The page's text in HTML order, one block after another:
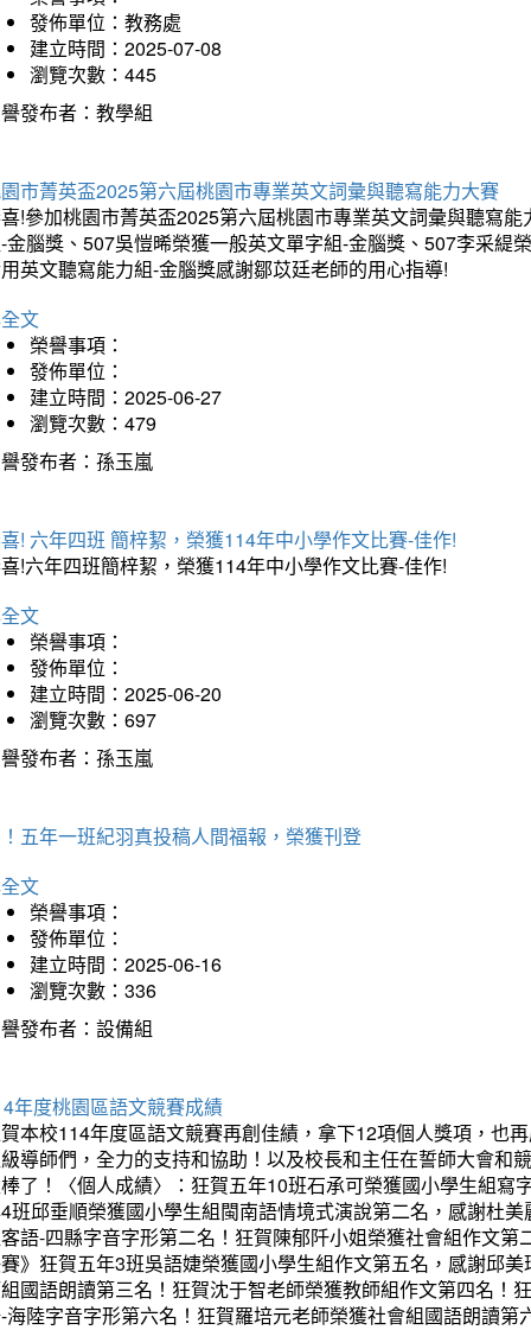
發佈單位：教務處
建立時間：2025-07-08
瀏覽次數：445
發布者：教學組
市菁英盃2025第六屆桃園市專業英文詞彙與聽寫能力大賽
!參加桃園市菁英盃2025第六屆桃園市專業英文詞彙與聽寫
金腦獎、507吳愷晞榮獲一般英文單字組-金腦獎、507李采緹
英文聽寫能力組-金腦獎感謝鄒苡廷老師的用心指導!
文
榮譽事項：
發佈單位：
建立時間：2025-06-27
瀏覽次數：479
發布者：孫玉嵐
! 六年四班 簡梓絜，榮獲114年中小學作文比賽-佳作!
!六年四班簡梓絜，榮獲114年中小學作文比賽-佳作!
文
榮譽事項：
發佈單位：
建立時間：2025-06-20
瀏覽次數：697
發布者：孫玉嵐
五年一班紀羽真投稿人間福報，榮獲刊登
文
榮譽事項：
發佈單位：
建立時間：2025-06-16
瀏覽次數：336
發布者：設備組
年度桃園區語文競賽成績
本校114年度區語文競賽再創佳績，拿下12項個人獎項，也
導師們，全力的支持和協助！以及校長和主任在誓師大會和
了！〈個人成績〉：狂賀五年10班石承可榮獲國小學生組
班邱垂順榮獲國小學生組閩南語情境式演說第二名，感謝杜
語-四縣字音字形第二名！狂賀陳郁阡小姐榮獲社會組作文
》狂賀五年3班吳語婕榮獲國小學生組作文第五名，感謝邱
國語朗讀第三名！狂賀沈于智老師榮獲教師組作文第四名！
海陸字音字形第六名！狂賀羅培元老師榮獲社會組國語朗讀